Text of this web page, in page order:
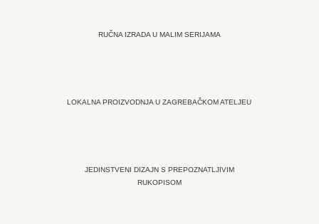
RUČNA IZRADA U MALIM SERIJAMA
LOKALNA PROIZVODNJA U ZAGREBAČKOM ATELJEU
JEDINSTVENI DIZAJN S PREPOZNATLJIVIM
RUKOPISOM